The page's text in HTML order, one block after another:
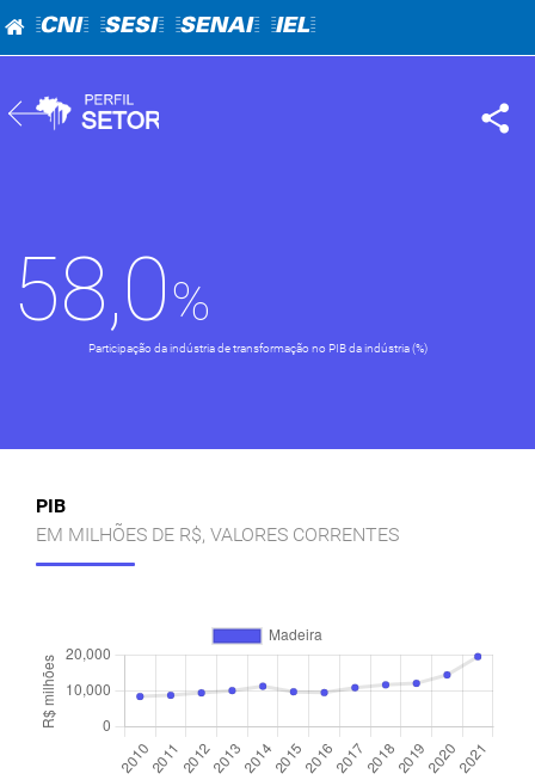
=CNI= =SESI= =SENAI= =IEL=
58,0
Participação da indústria de transformação no PIB da indústria (%)
PIB
EM MILHÕES DE R$, VALORES CORRENTES